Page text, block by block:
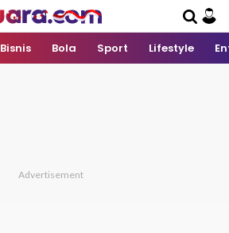
Bisnis Bola Sport Lifestyle